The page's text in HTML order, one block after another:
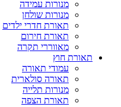
מנורות עמידה
מנורות שולחן
תאורת חדרי ילדים
תאורת חירום
מאווררי תקרה
תאורת חוץ
עמודי תאורה
תאורה סולארית
מנורות תלייה
תאורת הצפה